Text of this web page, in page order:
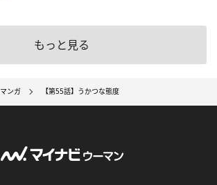
もっと見る
マンガ 【第55話】うかつな態度